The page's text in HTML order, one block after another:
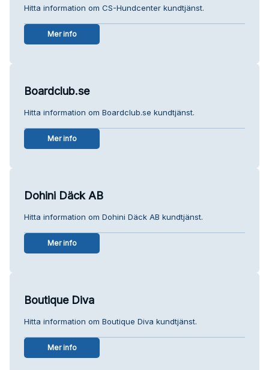
Hitta information om CS-Hundcenter kundtjänst.
Mer info
Boardclub.se
Hitta information om Boardclub.se kundtjänst.
Mer info
Dohini Däck AB
Hitta information om Dohini Däck AB kundtjänst.
Mer info
Boutique Diva
Hitta information om Boutique Diva kundtjänst.
Mer info